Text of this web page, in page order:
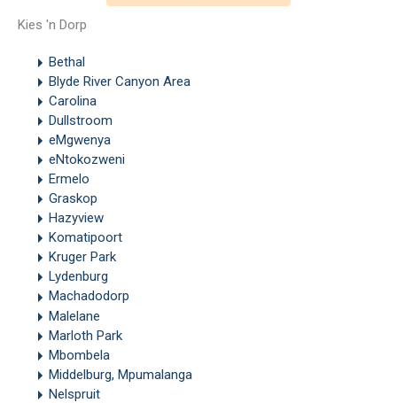
Kies 'n Dorp
Bethal
Blyde River Canyon Area
Carolina
Dullstroom
eMgwenya
eNtokozweni
Ermelo
Graskop
Hazyview
Komatipoort
Kruger Park
Lydenburg
Machadodorp
Malelane
Marloth Park
Mbombela
Middelburg, Mpumalanga
Nelspruit